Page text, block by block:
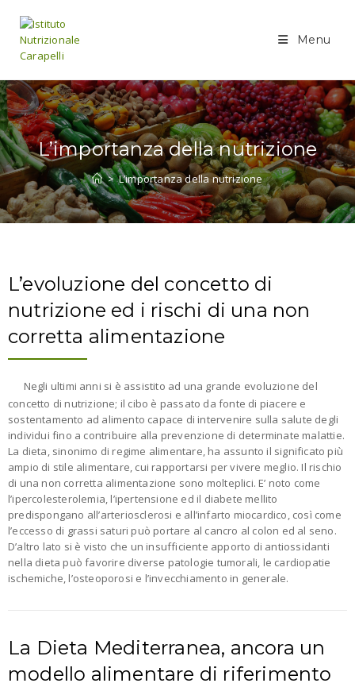
Menu
L’importanza della nutrizione
> L’importanza della nutrizione
L’evoluzione del concetto di
nutrizione ed i rischi di una non
corretta alimentazione
Negli ultimi anni si è assistito ad una grande evoluzione del
concetto di nutrizione; il cibo è passato da fonte di piacere e
sostentamento ad alimento capace di intervenire sulla salute degli
individui fino a contribuire alla prevenzione di determinate malattie.
La dieta, sinonimo di regime alimentare, ha assunto il significato più
ampio di stile alimentare, cui rapportarsi per vivere meglio. Il rischio
di una non corretta alimentazione sono molteplici. E’ noto come
l’ipercolesterolemia, l’ipertensione ed il diabete mellito
predispongano all’arteriosclerosi e all’infarto miocardico, così come
l’eccesso di grassi saturi può portare al cancro al colon ed al seno.
D’altro lato si è visto che un insufficiente apporto di antiossidanti
nella dieta può favorire diverse patologie tumorali, le cardiopatie
ischemiche, l’osteoporosi e l’invecchiamento in generale.
La Dieta Mediterranea, ancora un
modello alimentare di riferimento